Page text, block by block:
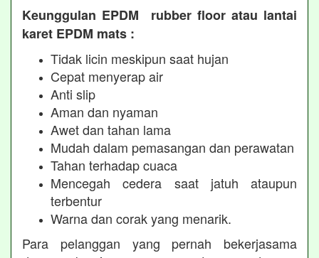
Keunggulan EPDM rubber floor atau lantai
karet EPDM mats :
Tidak licin meskipun saat hujan
Cepat menyerap air
Anti slip
Aman dan nyaman
Awet dan tahan lama
Mudah dalam pemasangan dan perawatan
Tahan terhadap cuaca
Mencegah cedera saat jatuh ataupun
terbentur
Warna dan corak yang menarik.
Para pelanggan yang pernah bekerjasama